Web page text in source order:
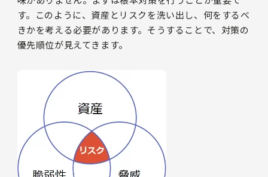
す。このように、資産とリスクを洗い出し、何をするべ
きかを考える必要があります。そうすることで、対策の
優先順位が見えてきます。